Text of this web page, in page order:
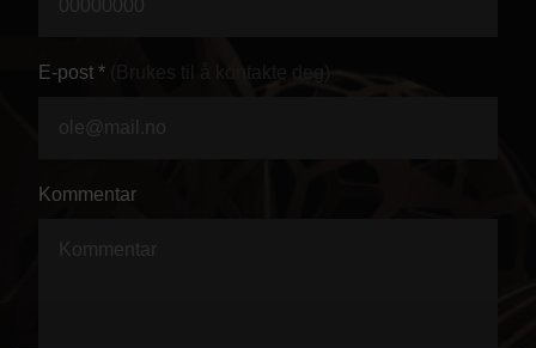
Personvern
E-post *
Kommentar